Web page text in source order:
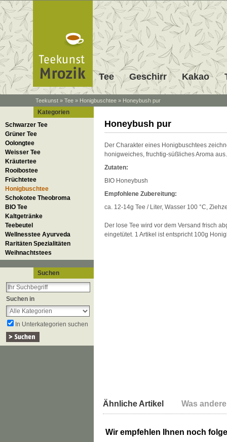
Tee Geschirr Kakao
Teekunst » Tee » Honigbuschtee » Honeybush pur
Kategorien
Schwarzer Tee
Grüner Tee
Oolongtee
Weisser Tee
Kräutertee
Rooibostee
Früchtetee
Honigbuschtee
Schokotee Theobroma
BIO Tee
Kaltgetränke
Teebeutel
Wellnesstee Ayurveda
Raritäten Spezialitäten
Weihnachtstees
Suchen
Suchen in
In Unterkategorien suchen
Honeybush pur
Der Charakter eines Honigbuschtees
honigweiches, fruchtig-süßliches Aroma aus.
Zutaten:
BIO Honeybush
Empfohlene Zubereitung:
ca. 12-14g Tee / Liter, Wasser 100 °C,
Der lose Tee wird vor dem Versand frisch
eingetütet. 1 Artikel ist entspricht 100g
Ähnliche Artikel Was
Wir empfehlen Ihnen noch